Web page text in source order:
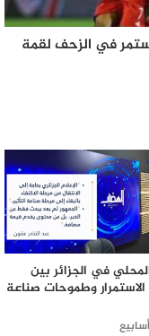
في الزحف لقمة
المحلي في الجزائر بين
وطموحات صناعة